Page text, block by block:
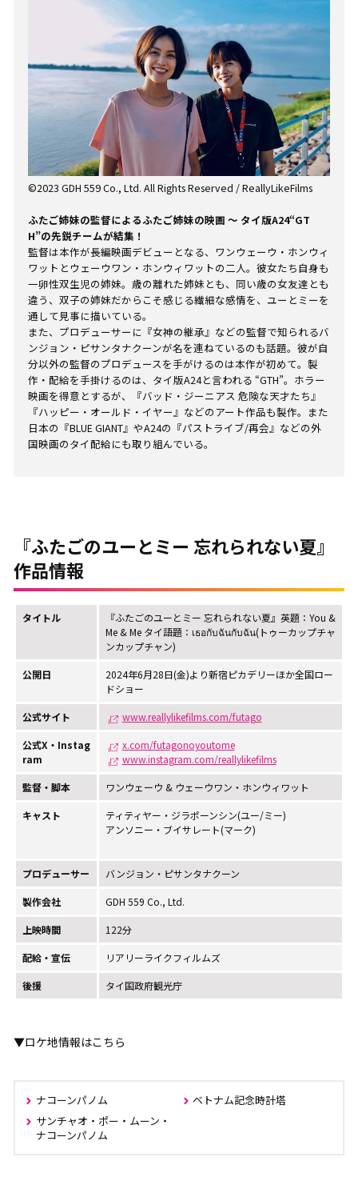
©2023 GDH 559 Co., Ltd. All Rights Reserved / ReallyLikeFilms
ふたご姉妹の監督によるふたご姉妹の映画 〜 タイ版A24“GT
H”の先鋭チームが結集！
監督は本作が長編映画デビューとなる、ワンウェーウ・ホンウィ
ワットとウェーウワン・ホンウィワットの二人。彼女たち自身も
一卵性双生児の姉妹。歳の離れた姉妹とも、同い歳の女友達とも
違う、双子の姉妹だからこそ感じる繊細な感情を、ユーとミーを
通して見事に描いている。
また、プロデューサーに『女神の継承』などの監督で知られるバ
ンジョン・ピサンタナクーンが名を連ねているのも話題。彼が自
分以外の監督のプロデュースを手がけるのは本作が初めて。製
作・配給を手掛けるのは、タイ版A24と言われる “GTH”。ホラー
映画を得意とするが、『バッド・ジーニアス 危険な天才たち』
『ハッピー・オールド・イヤー』などのアート作品も製作。また
日本の『BLUE GIANT』やA24の『パストライブ/再会』などの外
国映画のタイ配給にも取り組んでいる。
『ふたごのユーとミー 忘れられない夏』
作品情報
タイトル
『ふたごのユーとミー 忘れられない夏』英題：You &
Me & Me タイ語題：เธอกับฉันกับฉัน(トゥーカップチャ
ンカップチャン)
公開日
2024年6月28日(金)より新宿ピカデリーほか全国ロー
ドショー
公式サイト www.reallylikefilms.com/futago
公式X・Instag
ram
x.com/futagonoyoutome
www.instagram.com/reallylikefilms
監督・脚本 ワンウェーウ & ウェーウワン・ホンウィワット
キャスト
ティティヤー・ジラポーンシン(ユー/ミー)
アンソニー・ブイサレート(マーク)
プロデューサー バンジョン・ピサンタナクーン
製作会社 GDH 559 Co., Ltd.
上映時間 122分
配給・宣伝 リアリーライクフィルムズ
後援 タイ国政府観光庁
▼ロケ地情報はこちら
ナコーンパノム
ベトナム記念時計塔
サンチャオ・ポー・ムーン・
ナコーンパノム